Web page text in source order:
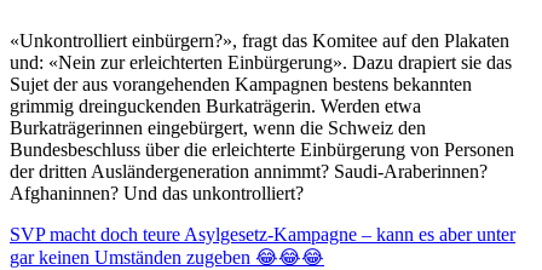
«Unkontrolliert einbürgern?», fragt das Komitee auf den Plakaten
und: «Nein zur erleichterten Einbürgerung». Dazu drapiert sie das
Sujet der aus vorangehenden Kampagnen bestens bekannten
grimmig dreinguckenden Burkaträgerin. Werden etwa
Burkaträgerinnen eingebürgert, wenn die Schweiz den
Bundesbeschluss über die erleichterte Einbürgerung von Personen
der dritten Ausländergeneration annimmt? Saudi-Araberinnen?
Afghaninnen? Und das unkontrolliert?
SVP macht doch teure Asylgesetz-Kampagne – kann es aber unter
gar keinen Umständen zugeben 😂😂😂